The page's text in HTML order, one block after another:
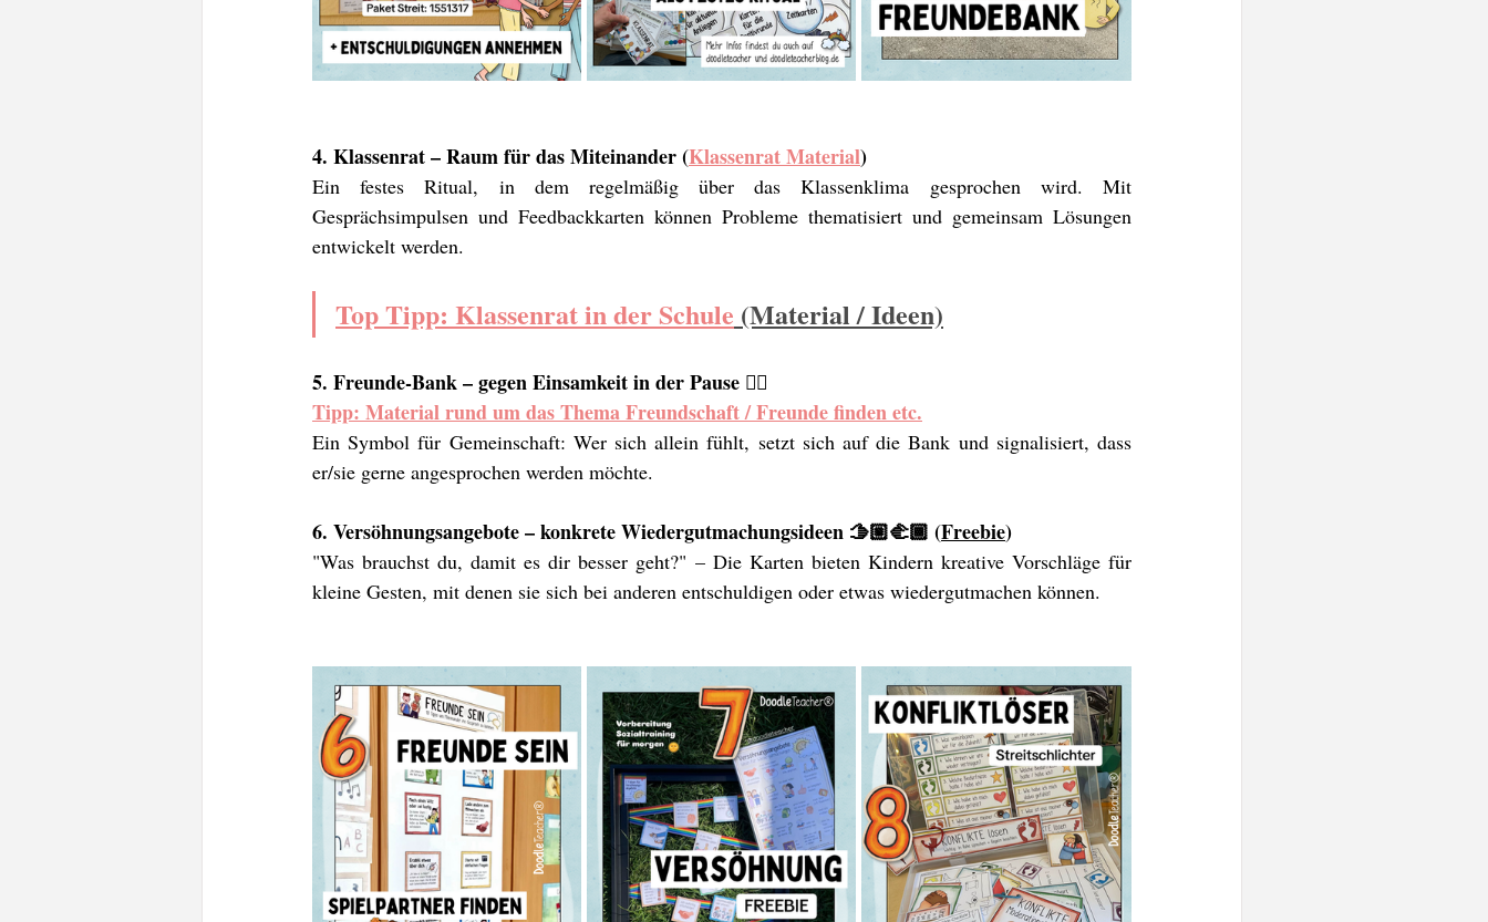
4. Klassenrat – Raum für das Miteinander (Klassenrat Material)
Ein festes Ritual, in dem regelmäßig über das Klassenklima gesprochen wird. Mit
Gesprächsimpulsen und Feedbackkarten können Probleme thematisiert und gemeinsam Lösungen
entwickelt werden.
Top Tipp: Klassenrat in der Schule (Material / Ideen)
5. Freunde-Bank – gegen Einsamkeit in der Pause 👯‍♀️
Tipp: Material rund um das Thema Freundschaft / Freunde finden etc.
Ein Symbol für Gemeinschaft: Wer sich allein fühlt, setzt sich auf die Bank und signalisiert, dass
er/sie gerne angesprochen werden möchte.
6. Versöhnungsangebote – konkrete Wiedergutmachungsideen 🫱🏼‍🫲🏾 (Freebie)
"Was brauchst du, damit es dir besser geht?" – Die Karten bieten Kindern kreative Vorschläge für
kleine Gesten, mit denen sie sich bei anderen entschuldigen oder etwas wiedergutmachen können.